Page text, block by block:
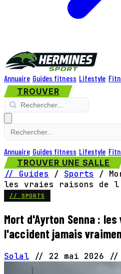
Annuaire Guides fitness Lifestyle
TROUVER
Annuaire Guides fitness Lifestyle
TROUVER UNE SALLE
// Guides / Sports /
les vraies raisons de
// SPORTS
Mort d'Ayrton Senna :
l'accident jamais
Solal // 22 mai 2026 //